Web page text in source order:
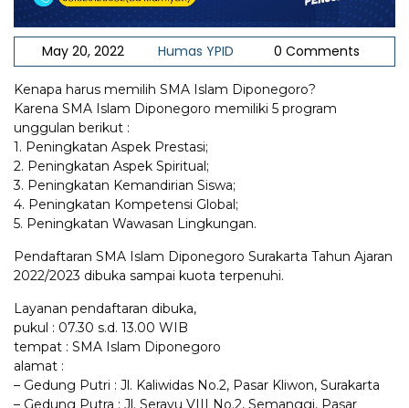
May 20, 2022 Humas YPID 0 Comments
Kenapa harus memilih SMA Islam Diponegoro?
Karena SMA Islam Diponegoro memiliki 5 program
unggulan berikut :
1. Peningkatan Aspek Prestasi;
2. Peningkatan Aspek Spiritual;
3. Peningkatan Kemandirian Siswa;
4. Peningkatan Kompetensi Global;
5. Peningkatan Wawasan Lingkungan.
Pendaftaran SMA Islam Diponegoro Surakarta Tahun Ajaran
2022/2023 dibuka sampai kuota terpenuhi.
Layanan pendaftaran dibuka,
pukul : 07.30 s.d. 13.00 WIB
tempat : SMA Islam Diponegoro
alamat :
– Gedung Putri : Jl. Kaliwidas No.2, Pasar Kliwon, Surakarta
– Gedung Putra : Jl. Serayu VIII No.2, Semanggi, Pasar